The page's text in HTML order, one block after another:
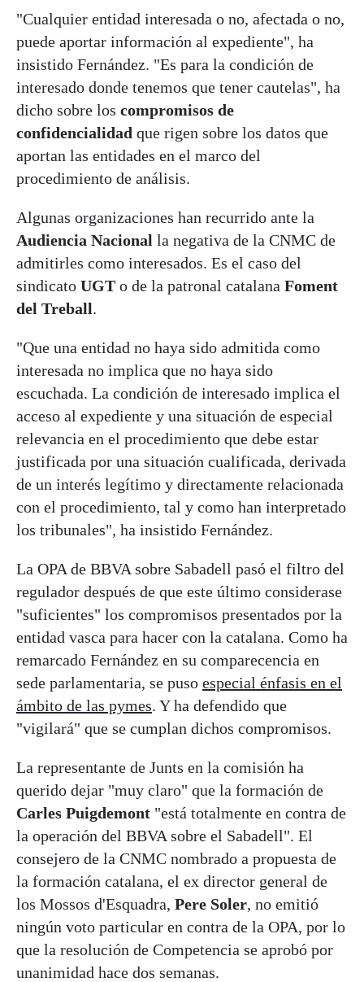
"Cualquier entidad interesada o no, afectada o no,
puede aportar información al expediente", ha
insistido Fernández. "Es para la condición de
interesado donde tenemos que tener cautelas", ha
dicho sobre los compromisos de
confidencialidad que rigen sobre los datos que
aportan las entidades en el marco del
procedimiento de análisis.
Algunas organizaciones han recurrido ante la
Audiencia Nacional la negativa de la CNMC de
admitirles como interesados. Es el caso del
sindicato UGT o de la patronal catalana Foment
del Treball.
"Que una entidad no haya sido admitida como
interesada no implica que no haya sido
escuchada. La condición de interesado implica el
acceso al expediente y una situación de especial
relevancia en el procedimiento que debe estar
justificada por una situación cualificada, derivada
de un interés legítimo y directamente relacionada
con el procedimiento, tal y como han interpretado
los tribunales", ha insistido Fernández.
La OPA de BBVA sobre Sabadell pasó el filtro del
regulador después de que este último considerase
"suficientes" los compromisos presentados por la
entidad vasca para hacer con la catalana. Como ha
remarcado Fernández en su comparecencia en
sede parlamentaria, se puso especial énfasis en el
ámbito de las pymes. Y ha defendido que
"vigilará" que se cumplan dichos compromisos.
La representante de Junts en la comisión ha
querido dejar "muy claro" que la formación de
Carles Puigdemont "está totalmente en contra de
la operación del BBVA sobre el Sabadell". El
consejero de la CNMC nombrado a propuesta de
la formación catalana, el ex director general de
los Mossos d'Esquadra, Pere Soler, no emitió
ningún voto particular en contra de la OPA, por lo
que la resolución de Competencia se aprobó por
unanimidad hace dos semanas.